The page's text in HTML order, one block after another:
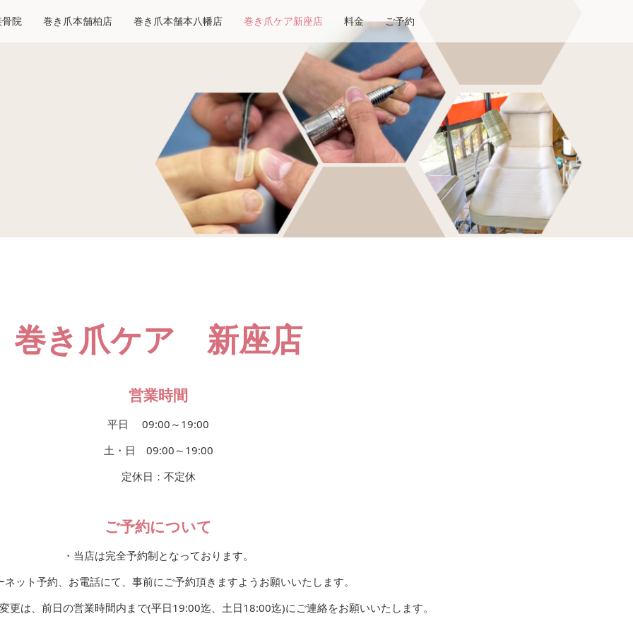
院 巻き爪本舗柏店 巻き爪本舗本八幡店 巻き爪ケア新座店 料金 ご予約
巻き爪ケア 新座店
営業時間
平日 09:00～19:00
土・日 09:00～19:00
定休日：不定休
ご予約について
・当店は完全予約制となっております。
ネット予約、お電話にて、事前にご予約頂きますようお願いいたします。
更は、前日の営業時間内まで(平日19:00迄、土日18:00迄)にご連絡をお願いいたします。